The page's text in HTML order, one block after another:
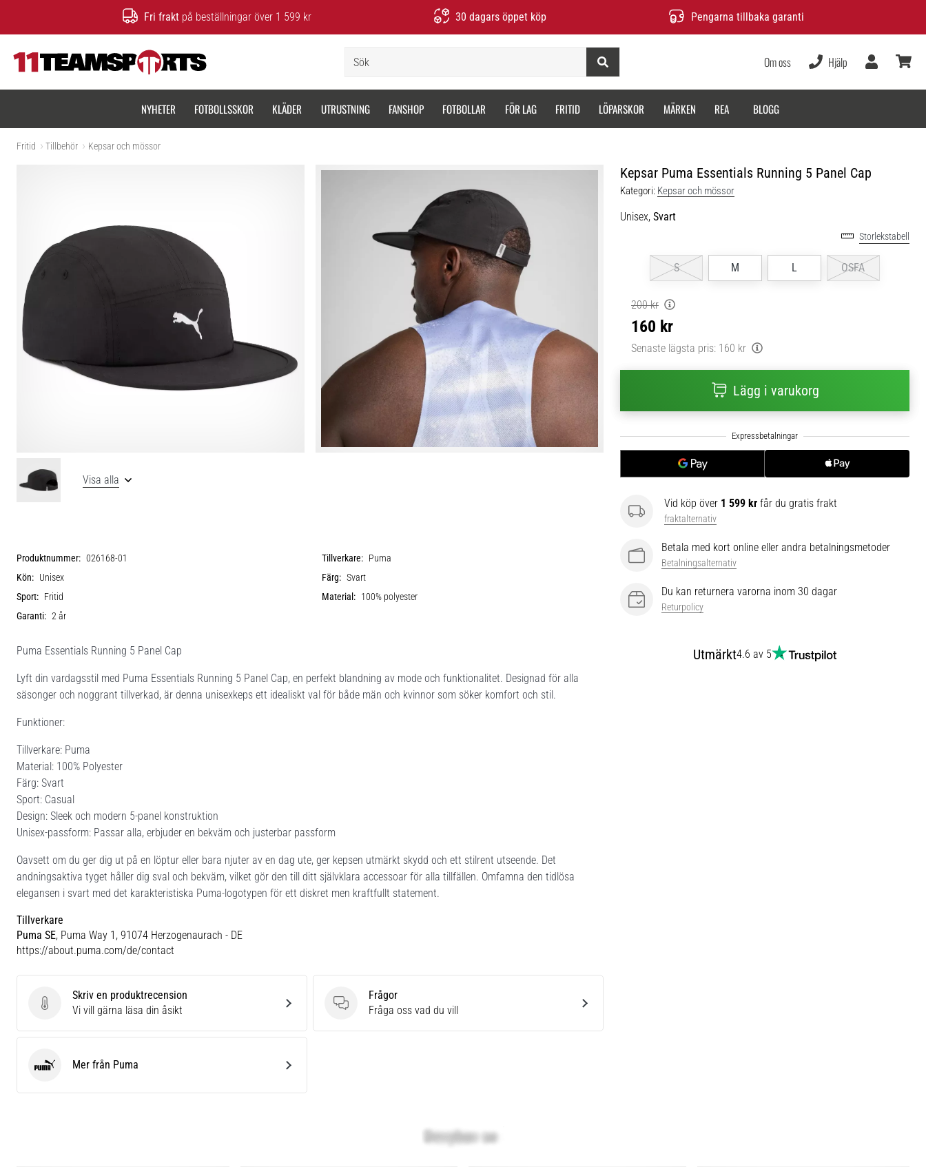
Fri frakt på beställningar över 1 599 kr 30 dagars öppet köp Pengarna tillbaka garanti
Om oss Hjälp
NYHETER FOTBOLLSSKOR KLÄDER UTRUSTNING FANSHOP FOTBOLLAR FÖR LAG FRITID LÖPARSKOR MÄRKEN REA BLOGG
Fritid Tillbehör Kepsar och mössor
Kepsar Puma Essentials Running 5 Panel Cap
Kategori: Kepsar och mössor
Unisex, Svart
Storlekstabell
S M L OSFA
200 kr
160 kr
Senaste lägsta pris: 160 kr
Lägg i varukorg
Vid köp över 1 599 kr får du gratis frakt
fraktalternativ
Betala med kort online eller andra betalningsmetoder
Betalningsalternativ
Du kan returnera varorna inom 30 dagar
Returpolicy
Utmärkt4.6 av 5
Visa alla
Produktnummer: 026168-01 Tillverkare: Puma
Kön: Unisex Färg: Svart
Sport: Fritid Material: 100% polyester
Garanti: 2 år
Puma Essentials Running 5 Panel Cap
Lyft din vardagsstil med Puma Essentials Running 5 Panel Cap, en perfekt blandning av mode och funktionalitet. Designad för alla
säsonger och noggrant tillverkad, är denna unisexkeps ett idealiskt val för både män och kvinnor som söker komfort och stil.
Funktioner:
Tillverkare: Puma
Material: 100% Polyester
Färg: Svart
Sport: Casual
Design: Sleek och modern 5-panel konstruktion
Unisex-passform: Passar alla, erbjuder en bekväm och justerbar passform
Oavsett om du ger dig ut på en löptur eller bara njuter av en dag ute, ger kepsen utmärkt skydd och ett stilrent utseende. Det
andningsaktiva tyget håller dig sval och bekväm, vilket gör den till ditt självklara accessoar för alla tillfällen. Omfamna den tidlösa
elegansen i svart med det karakteristiska Puma-logotypen för ett diskret men kraftfullt statement.
Tillverkare
Puma SE, Puma Way 1, 91074 Herzogenaurach - DE
https://about.puma.com/de/contact
Skriv en produktrecension
Skriv en produktrecension
Vi vill gärna läsa din åsikt
Frågor
Frågor
Fråga oss vad du vill
Puma Mer från Puma